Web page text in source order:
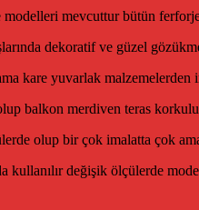
mevcuttur bütün
dekoratif ve güzel
kare yuvarlak malzemelerden
balkon merdiven teras
olup bir çok imalatta çok
kullanılır değişik ölçülerde